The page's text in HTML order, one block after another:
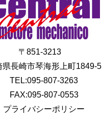
〒851-3213
県長崎市琴海形上町1849-5
TEL:095-807-3263
FAX:095-807-0553
プライバシーポリシー